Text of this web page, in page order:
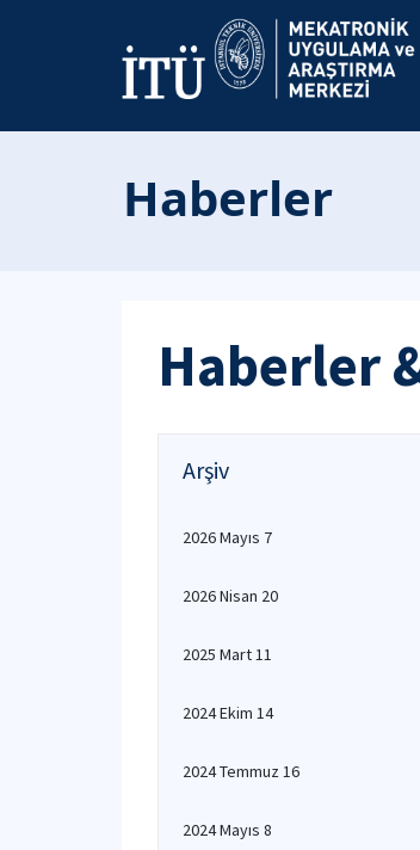
Haberler
Haberler
Arşiv
2026 Mayıs 7
2026 Nisan 20
2025 Mart 11
2024 Ekim 14
2024 Temmuz 16
2024 Mayıs 8